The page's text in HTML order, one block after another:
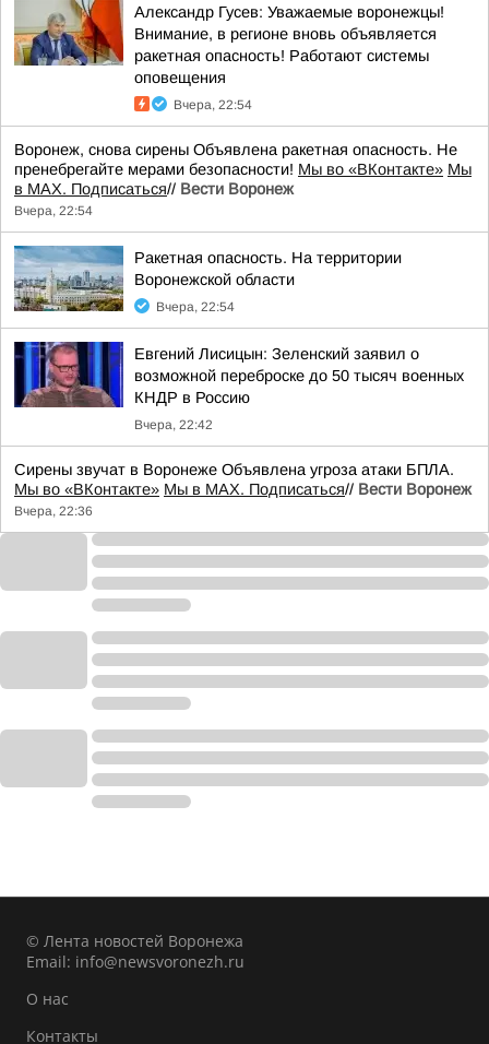
Александр Гусев: Уважаемые воронежцы!
Внимание, в регионе вновь объявляется
ракетная опасность! Работают системы
оповещения
Вчера, 22:54
Воронеж, снова сирены Объявлена ракетная опасность. Не
пренебрегайте мерами безопасности! Мы во «ВКонтакте» Мы
в MAX. Подписаться// Вести Воронеж
Вчера, 22:54
Ракетная опасность. На территории
Воронежской области
Вчера, 22:54
Евгений Лисицын: Зеленский заявил о
возможной переброске до 50 тысяч военных
КНДР в Россию
Вчера, 22:42
Сирены звучат в Воронеже Объявлена угроза атаки БПЛА.
Мы во «ВКонтакте» Мы в MAX. Подписаться// Вести Воронеж
Вчера, 22:36
© Лента новостей Воронежа
Email: info@newsvoronezh.ru
О нас
Контакты